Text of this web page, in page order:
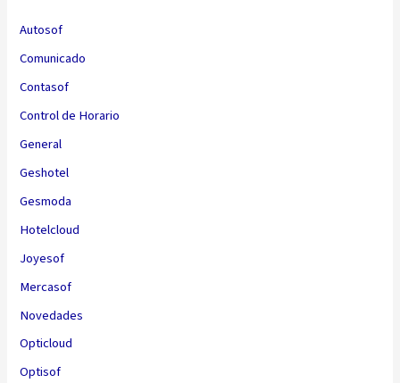
Autosof
Comunicado
Contasof
Control de Horario
General
Geshotel
Gesmoda
Hotelcloud
Joyesof
Mercasof
Novedades
Opticloud
Optisof